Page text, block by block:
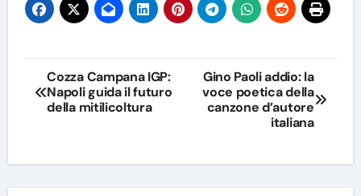
Navigazione
articoli
Cozza Campana IGP:
Napoli guida il futuro
della mitilicoltura
Gino Paoli addio: la
voce poetica della
canzone d’autore
italiana